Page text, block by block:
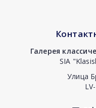
Галерея
SIA
Улица